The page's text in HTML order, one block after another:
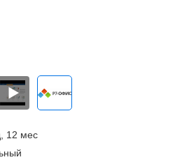
12 мес